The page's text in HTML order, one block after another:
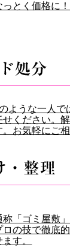
とく価格に
ような一人で
ください。
お気軽にご相
「ゴミ屋敷
の技で徹底的
す。